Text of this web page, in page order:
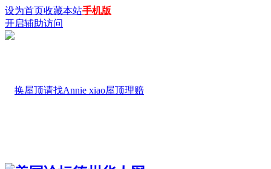
设为首页收藏本站手机版
开启辅助访问